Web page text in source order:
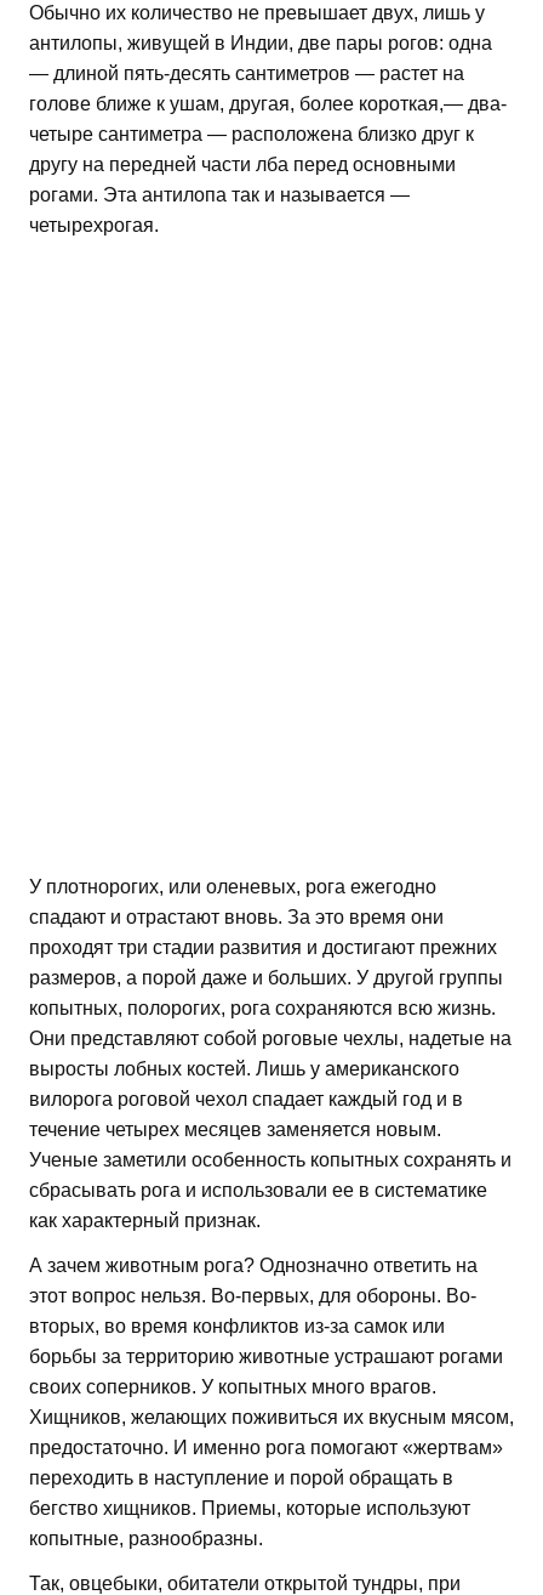
Обычно их количество не превышает двух, лишь у
антилопы, живущей в Индии, две пары рогов: одна
— длиной пять-десять сантиметров — растет на
голове ближе к ушам, другая, более короткая,— два-
четыре сантиметра — расположена близко друг к
другу на передней части лба перед основными
рогами. Эта антилопа так и называется —
четырехрогая.
У плотнорогих, или оленевых, рога ежегодно
спадают и отрастают вновь. За это время они
проходят три стадии развития и достигают прежних
размеров, а порой даже и больших. У другой группы
копытных, полорогих, рога сохраняются всю жизнь.
Они представляют собой роговые чехлы, надетые на
выросты лобных костей. Лишь у американского
вилорога роговой чехол спадает каждый год и в
течение четырех месяцев заменяется новым.
Ученые заметили особенность копытных сохранять и
сбрасывать рога и использовали ее в систематике
как характерный признак.
А зачем животным рога? Однозначно ответить на
этот вопрос нельзя. Во-первых, для обороны. Во-
вторых, во время конфликтов из-за самок или
борьбы за территорию животные устрашают рогами
своих соперников. У копытных много врагов.
Хищников, желающих поживиться их вкусным мясом,
предостаточно. И именно рога помогают «жертвам»
переходить в наступление и порой обращать в
бегство хищников. Приемы, которые используют
копытные, разнообразны.
Так, овцебыки, обитатели открытой тундры, при